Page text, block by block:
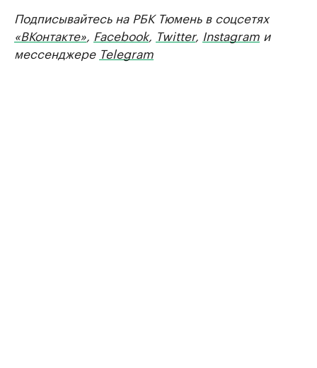
Подписывайтесь на РБК Тюмень в соцсетях
«ВКонтакте», Facebook, Twitter, Instagram и
мессенджере Telegram